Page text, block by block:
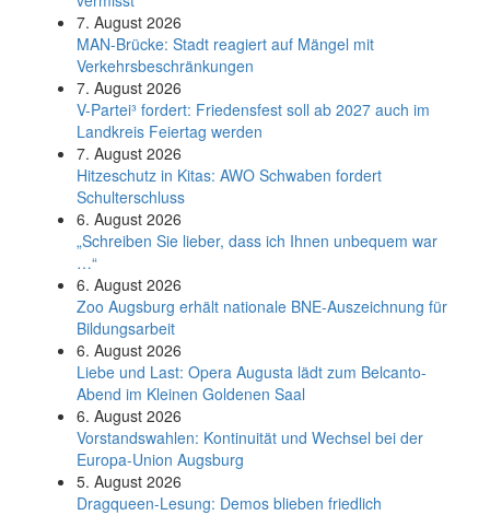
7. August 2026
MAN-Brücke: Stadt reagiert auf Mängel mit
Verkehrsbeschränkungen
7. August 2026
V-Partei­³ fordert: Friedens­fest soll ab 2027 auch im
Land­kreis Feier­tag werden
7. August 2026
Hitzeschutz in Kitas: AWO Schwaben fordert
Schulterschluss
6. August 2026
„Schreiben Sie lieber, dass ich Ihnen unbequem war
…“
6. August 2026
Zoo Augsburg erhält nationale BNE-Auszeichnung für
Bildungsarbeit
6. August 2026
Liebe und Last: Opera Augusta lädt zum Belcanto-
Abend im Kleinen Goldenen Saal
6. August 2026
Vorstandswahlen: Kontinuität und Wechsel bei der
Europa-Union Augsburg
5. August 2026
Dragqueen-Lesung: Demos blieben friedlich